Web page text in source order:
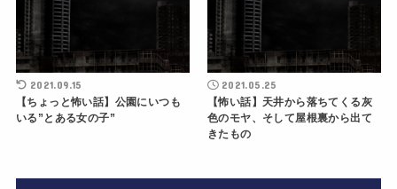
2021.09.15
【ちょっと怖い話】公園にいつも
いる”とある女の子”
2021.05.25
【怖い話】天井から落ちてくる灰
色のモヤ、そして屋根裏から出て
きたもの